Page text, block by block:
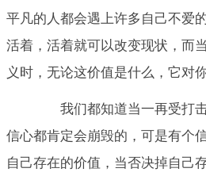
平凡的人都会遇上许多自己不爱
活着，活着就可以改变现状，而
义时，无论这价值是什么，它对
我们都知道当一再受打击
信心都肯定会崩毁的，可是有个
自己存在的价值，当否决掉自己